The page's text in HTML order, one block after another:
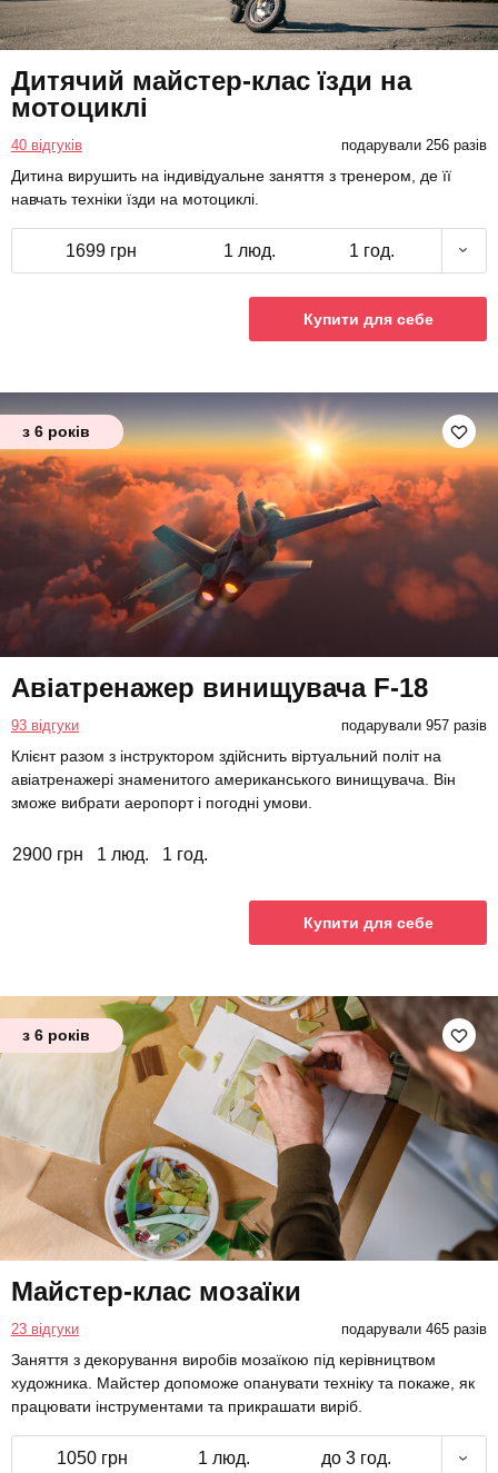
Дитячий майстер-клас їзди на
мотоциклі
40 відгуків подарували 256 разів
Дитина вирушить на індивідуальне заняття з тренером, де її
навчать техніки їзди на мотоциклі.
1699 грн 1 люд. 1 год.
Купити для себе
з 6 років
Авіатренажер винищувача F-18
93 відгуки подарували 957 разів
Клієнт разом з інструктором здійснить віртуальний політ на
авіатренажері знаменитого американського винищувача. Він
зможе вибрати аеропорт і погодні умови.
2900 грн 1 люд. 1 год.
Купити для себе
з 6 років
Майстер-клас мозаїки
23 відгуки подарували 465 разів
Заняття з декорування виробів мозаїкою під керівництвом
художника. Майстер допоможе опанувати техніку та покаже, як
працювати інструментами та прикрашати виріб.
1050 грн 1 люд. до 3 год.